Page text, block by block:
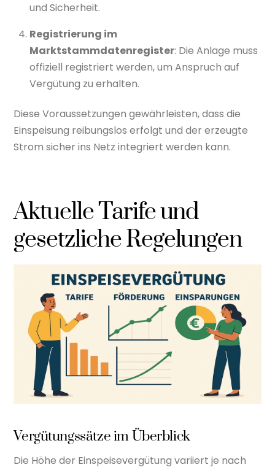
und Sicherheit.
Registrierung im
Marktstammdatenregister: Die Anlage muss
offiziell registriert werden, um Anspruch auf
Vergütung zu erhalten.
Diese Voraussetzungen gewährleisten, dass die
Einspeisung reibungslos erfolgt und der erzeugte
Strom sicher ins Netz integriert werden kann.
Aktuelle Tarife und
gesetzliche Regelungen
Vergütungssätze im Überblick
Die Höhe der Einspeisevergütung variiert je nach